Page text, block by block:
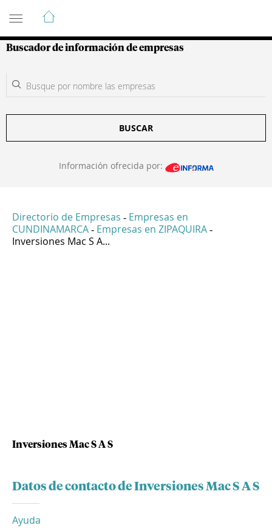
Guía de Empresas Colombianas
Buscador de información de empresas
BUSCAR
Información ofrecida por:
Directorio de Empresas - Empresas en
CUNDINAMARCA - Empresas en ZIPAQUIRA -
Inversiones Mac S A...
Inversiones Mac S A S
Datos de contacto de Inversiones Mac S A S
Ayuda